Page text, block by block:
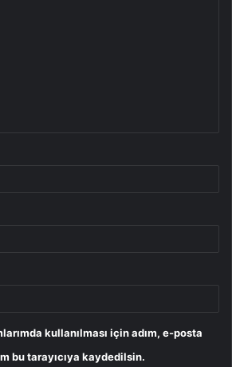
kullanılması için adım, e-posta
bu tarayıcıya kaydedilsin.